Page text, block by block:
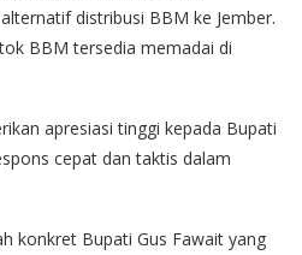
distribusi BBM ke Jember.
BBM tersedia memadai di
apresiasi tinggi kepada Bupati
cepat dan taktis dalam
konkret Bupati Gus Fawait yang